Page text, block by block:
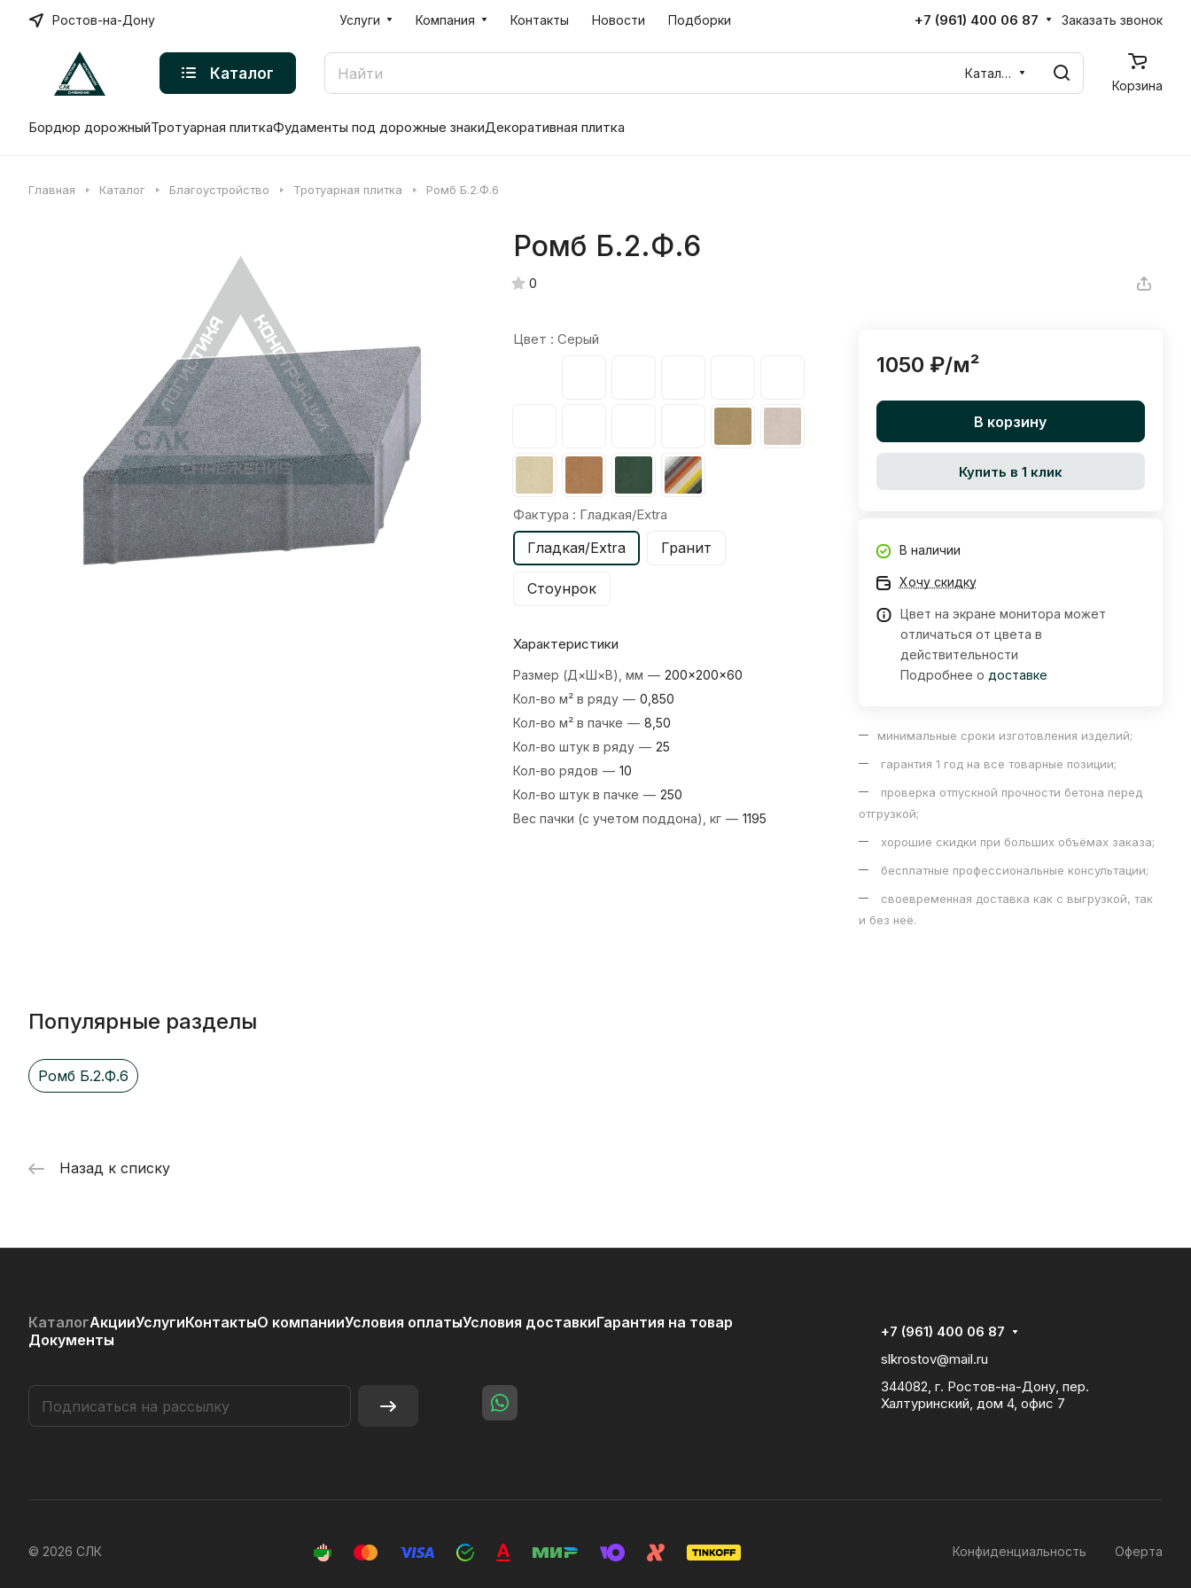
Ростов-на-Дону Услуги Компания Контакты Новости Подборки +7 (961) 400 06 87 Заказать звонок
Каталог
Каталог
Корзина
Бордюр дорожныйТротуарная плиткаФудаменты под дорожные знакиДекоративная плитка
Главная Каталог Благоустройство Тротуарная плитка Ромб Б.2.Ф.6
Ромб Б.2.Ф.6
0
Цвет : Серый
Фактура : Гладкая/Extra
Гладкая/Extra Гранит
Стоунрок
Характеристики
Размер (Д×Ш×В), мм — 200×200×60
Кол-во м² в ряду — 0,850
Кол-во м² в пачке — 8,50
Кол-во штук в ряду — 25
Кол-во рядов — 10
Кол-во штук в пачке — 250
Вес пачки (с учетом поддона), кг — 1195
1050 ₽/м²
В корзину
Купить в 1 клик
В наличии
Хочу скидку
Цвет на экране монитора может
отличаться от цвета в
действительности
Подробнее о доставке
минимальные сроки изготовления изделий;
гарантия 1 год на все товарные позиции;
проверка отпускной прочности бетона перед
отгрузкой;
хорошие скидки при больших объёмах заказа;
бесплатные профессиональные консультации;
своевременная доставка как с выгрузкой, так
и без неё.
Популярные разделы
Ромб Б.2.Ф.6
Назад к списку
КаталогАкцииУслугиКонтактыО компанииУсловия оплатыУсловия доставкиГарантия на товар
Документы
+7 (961) 400 06 87
slkrostov@mail.ru
344082, г. Ростов-на-Дону, пер.
Халтуринский, дом 4, офис 7
© 2026 СЛК Конфиденциальность Оферта